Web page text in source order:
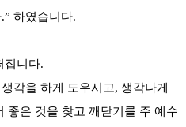
하였습니다.
집니다.
각을 하게 도우시고, 생각나게
좋은 것을 찾고 깨닫기를 주 예수